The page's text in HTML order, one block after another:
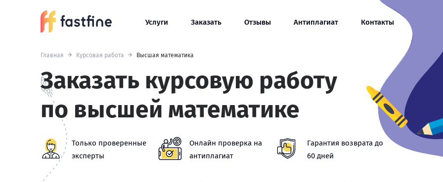
Услуги Заказать Отзывы Антиплагиат Контакты
Главная Курсовая работа Высшая математика
Заказать курсовую работу
по высшей математике
Только проверенные
эксперты
Онлайн проверка на
антиплагиат
Гарантия возврата до
60 дней